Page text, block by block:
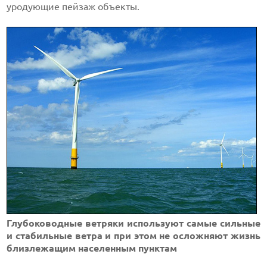
уродующие пейзаж объекты.
Глубоководные ветряки используют самые сильные
и стабильные ветра и при этом не осложняют жизнь
близлежащим населенным пунктам